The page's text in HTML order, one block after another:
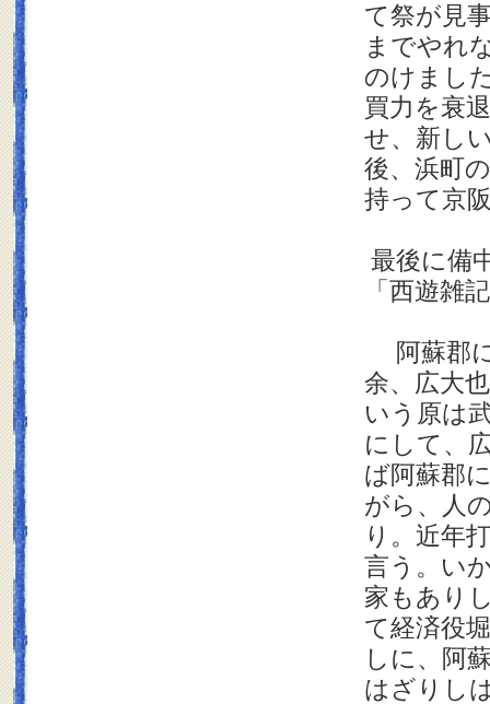
て祭が見
までやれ
のけまし
買力を衰
せ、新し
後、浜町
持って京
最後に備
「西遊雑
阿蘇郡に
余、広大
いう原は
にして、
ば阿蘇郡
がら、人
り。近年
言う。い
家もあり
て経済役
しに、阿
はざりし